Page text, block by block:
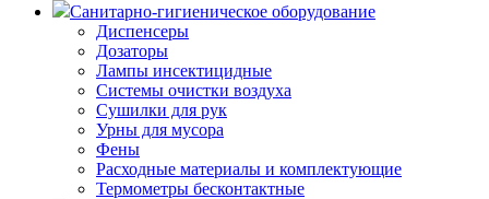
Санитарно-гигиеническое оборудование
Диспенсеры
Дозаторы
Лампы инсектицидные
Системы очистки воздуха
Сушилки для рук
Урны для мусора
Фены
Расходные материалы и комплектующие
Термометры бесконтактные